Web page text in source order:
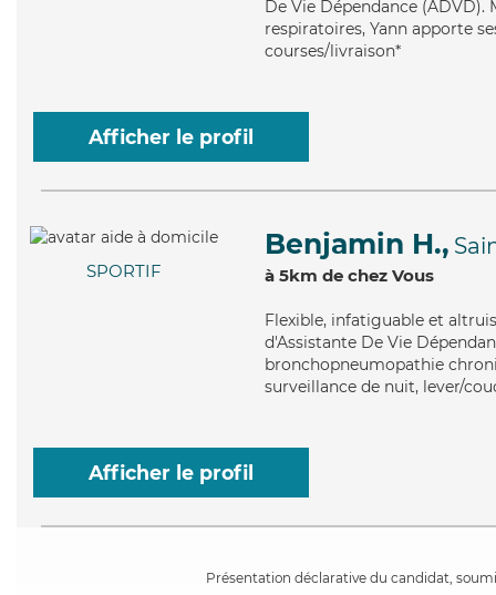
De Vie Dépendance
respiratoires, Yann apporte
courses/livraison*
Afficher le profil
SPORTIF
Benjamin H.,
à 5km de chez Vous
Flexible, infatiguable et
d'Assistante De Vie
bronchopneumopathie
surveillance de nuit, lever/
Afficher le profil
Présentation déclarative du candidat,